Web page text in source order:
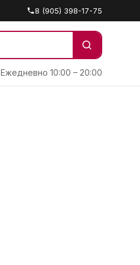
8 (905) 398-17-75
Ежедневно 10:00 – 20:00